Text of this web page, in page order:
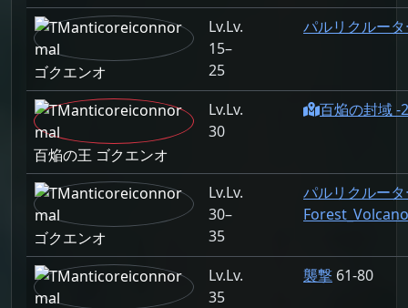
ゴクエンオ
Lv.
15–
25
パルリクルー
百焔の王 ゴクエンオ
Lv.
30
百焔の封域 -
ゴクエンオ
Lv.
30–
35
パルリクルー
Forest_Volcano
Lv.
35
襲撃 61-80